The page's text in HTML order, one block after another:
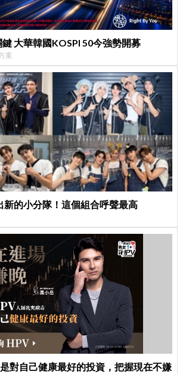
大華韓國KOSPI 50今強勢開募
案
新的小分隊！這個組合呼聲最高
對自己健康最好的投資，把握現在不嫌